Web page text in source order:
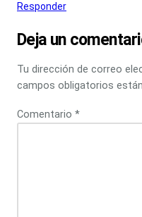
Responder
Deja un
Tu dirección de correo
campos obligatorios
Comentario *